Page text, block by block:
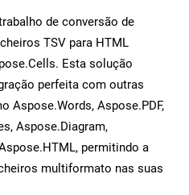
de conversão de
TSV para HTML
Esta solução
perfeita com outras
Aspose.Words, Aspose.PDF,
Aspose.Diagram,
permitindo a
multiformato nas suas